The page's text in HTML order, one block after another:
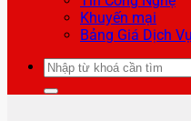
Khuyến mại
Bảng Giá Dịch Vụ
Tìm
kiếm: